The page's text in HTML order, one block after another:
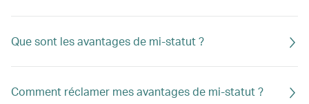
Que sont les avantages de mi-statut ?
Comment réclamer mes avantages de mi-statut ?